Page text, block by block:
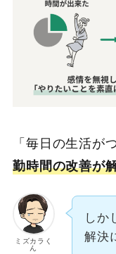
「毎日の生活が
勤時間の改善が
ミズカラく
ん
しか
解決